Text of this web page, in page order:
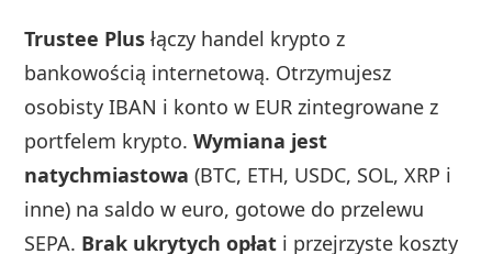
Trustee Plus łączy handel krypto z
bankowością internetową. Otrzymujesz
osobisty IBAN i konto w EUR zintegrowane z
portfelem krypto.Wymiana jest
natychmiastowa (BTC, ETH, USDC, SOL, XRP i
inne) na saldo w euro, gotowe do przelewu
SEPA. Brak ukrytych opłat i przejrzyste koszty